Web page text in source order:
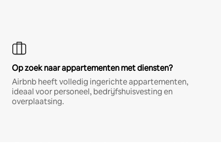
Op zoek naar appartementen met diensten?
Airbnb heeft volledig ingerichte appartementen,
ideaal voor personeel, bedrijfshuisvesting en
overplaatsing.